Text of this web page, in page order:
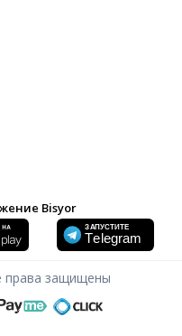
Bisyor
права защищены